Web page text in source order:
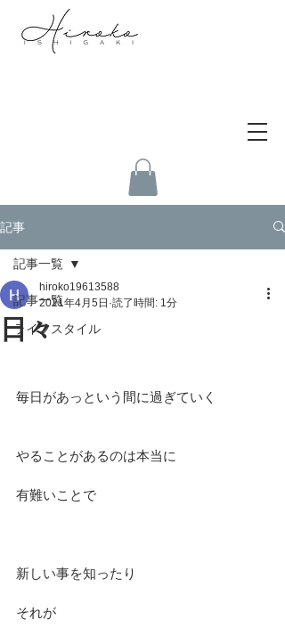
記事
記事一覧
ライフスタイル
記事一覧
日々
hiroko19613588
2021年4月5日 読了時間: 1分
毎日があっという間に過ぎていく
やることがあるのは本当に
有難いことで
新しい事を知ったり
それが